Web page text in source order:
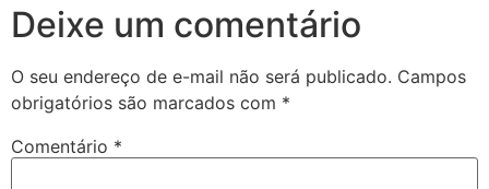
Deixe um comentário
O seu endereço de e-mail não será publicado. Campos
obrigatórios são marcados com *
Comentário *